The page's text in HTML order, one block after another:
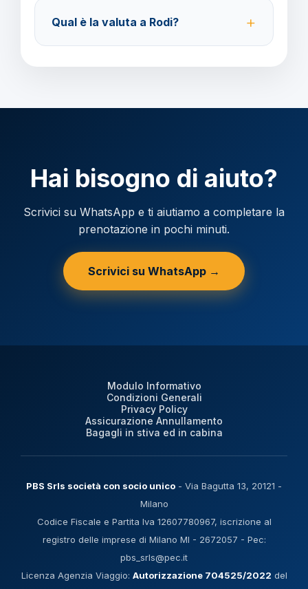
Acconto del 40% alla prenotazione, saldo 30 giorni
prima della partenza.
Qual è la valuta a Rodi?
Hai bisogno di aiuto?
Scrivici su WhatsApp e ti aiutiamo a completare la
prenotazione in pochi minuti.
Scrivici su WhatsApp →
Modulo Informativo
Condizioni Generali
Privacy Policy
Assicurazione Annullamento
Bagagli in stiva ed in cabina
PBS Srls società con socio unico - Via Bagutta 13, 20121 -
Milano
Codice Fiscale e Partita Iva 12607780967, iscrizione al
registro delle imprese di Milano MI - 2672057 - Pec:
pbs_srls@pec.it
Licenza Agenzia Viaggio: Autorizzazione 704525/2022 del